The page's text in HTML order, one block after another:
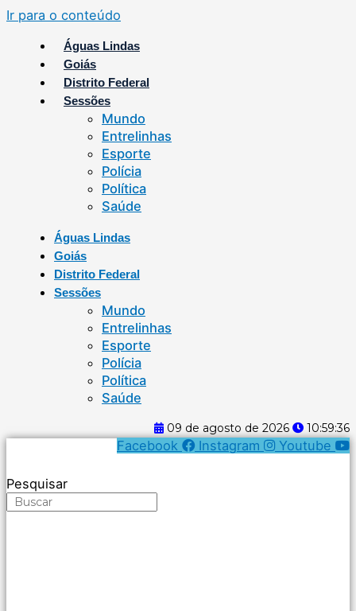
Ir para o conteúdo
Águas Lindas
Goiás
Distrito Federal
Sessões
Mundo
Entrelinhas
Esporte
Polícia
Política
Saúde
Águas Lindas
Goiás
Distrito Federal
Sessões
Mundo
Entrelinhas
Esporte
Polícia
Política
Saúde
09 de agosto de 2026 10:59:37
Facebook Instagram Youtube
Pesquisar